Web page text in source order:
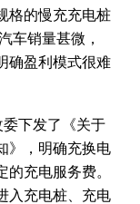
格的慢充充电桩
车销量甚微，
确盈利模式很难
下发了《关于
》，明确充换电
充电服务费。
入充电桩、充电